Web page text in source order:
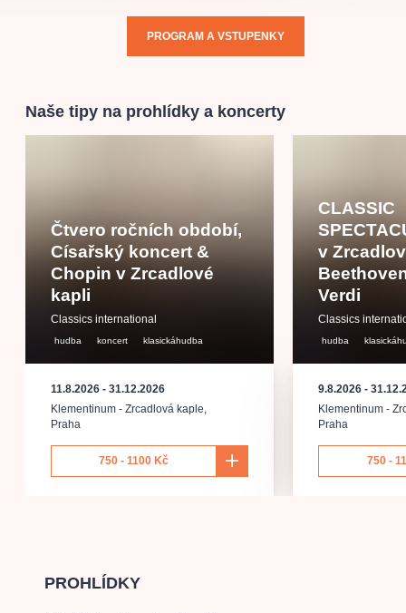
PROGRAM A VSTUPENKY
Naše tipy na prohlídky a koncerty
Čtvero ročních období,
Císařský koncert &
Chopin v Zrcadlové
kapli
Classics international
hudba koncert klasickáhudba
11.8.2026 - 31.12.2026
Klementinum - Zrcadlová kaple
Praha
750 - 1100 Kč
CLASSIC
v
Verdi
Classics
hudba
9.8.2026 -
Klementinum -
Praha
750 -
PROHLÍDKY